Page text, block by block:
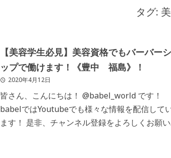
タグ:
【美容学生必見】美容資格でもバーバー
ップで働けます！《豊中 福島》！
2020年4月12日
皆さん、こんにちは！ @babel_world です！
babelではYoutubeでも様々な情報を配信して
ます！ 是非、チャンネル登録をよろしくお願い